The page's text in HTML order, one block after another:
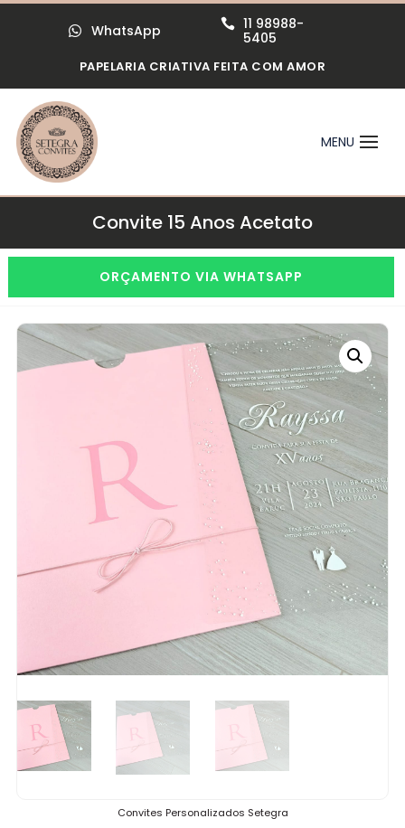
 WhatsApp 
11 98988-
5405
PAPELARIA CRIATIVA FEITA COM AMOR
Convite 15 Anos Acetato
ORÇAMENTO VIA WHATSAPP
Convites Personalizados Setegra